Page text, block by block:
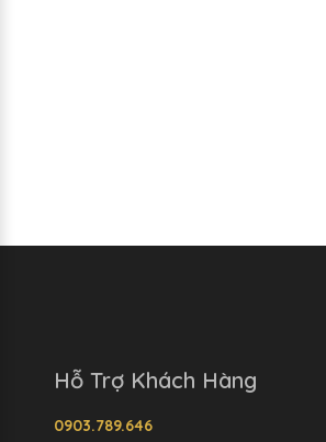
Hỗ Trợ Khách Hàng
0903.789.646